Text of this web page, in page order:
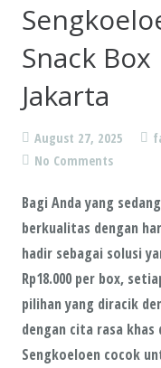
Contact Us
Kemitraan
Career
Snack
Jakarta
August 27, 2025
No Comments
Bagi Anda yang
berkualitas dengan
hadir sebagai solusi
Rp18.000 per box,
pilihan yang diracik
dengan cita rasa
Sengkoeloen cocok